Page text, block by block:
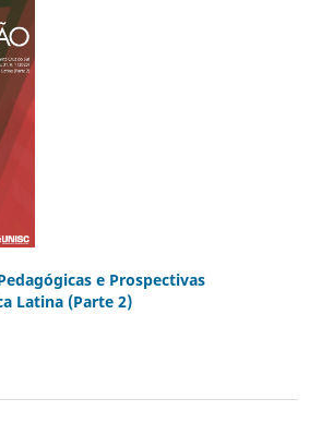
e Prospectivas
Latina (Parte 2)